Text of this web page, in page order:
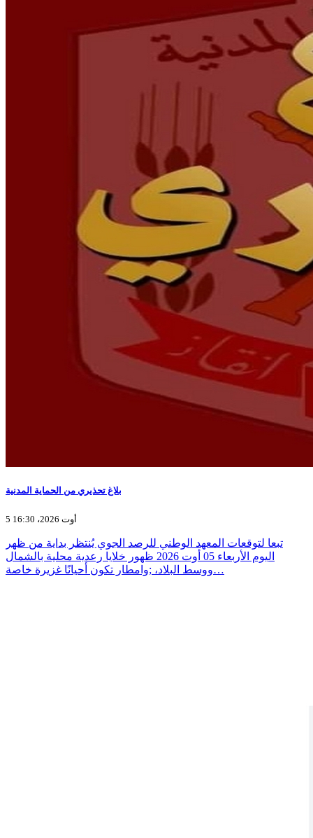
بلاغ تحذيري من الحماية المدنية
5 أوت 2026، 16:30
تبعا لتوقعات المعهد الوطني للرصد الجوي يُنتظر بداية من ظهر
اليوم الأربعاء 05 أوت 2026 ظهور خلايا رعدية محلية بالشمال
ووسط البلاد، ;وامطار تكون أحيانًا غزيرة خاصة…